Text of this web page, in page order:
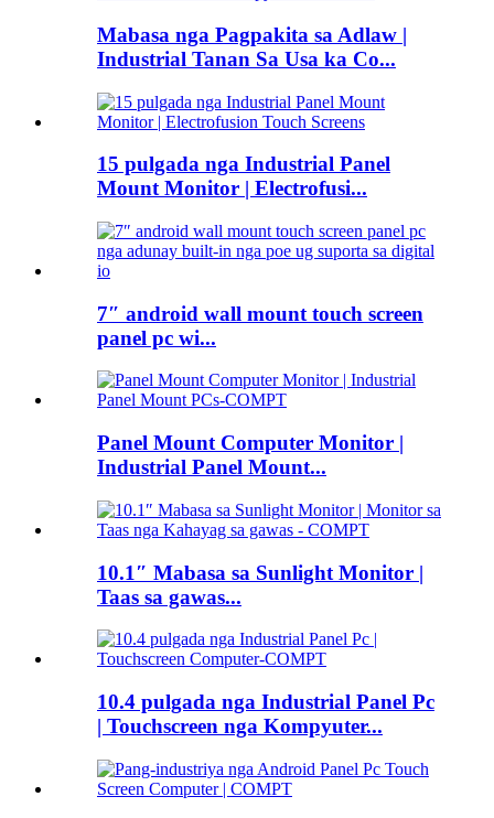
Mabasa nga Pagpakita sa Adlaw |
Industrial Tanan Sa Usa ka Co...
15 pulgada nga Industrial Panel
Mount Monitor | Electrofusi...
7″ android wall mount touch screen
panel pc wi...
Panel Mount Computer Monitor |
Industrial Panel Mount...
10.1″ Mabasa sa Sunlight Monitor |
Taas sa gawas...
10.4 pulgada nga Industrial Panel Pc
| Touchscreen nga Kompyuter...